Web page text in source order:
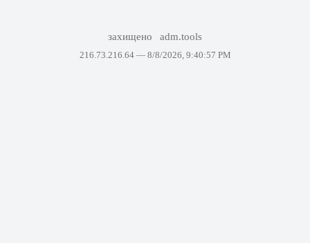
захищено adm.tools
216.73.216.64 — 8/8/2026, 9:40:57 PM